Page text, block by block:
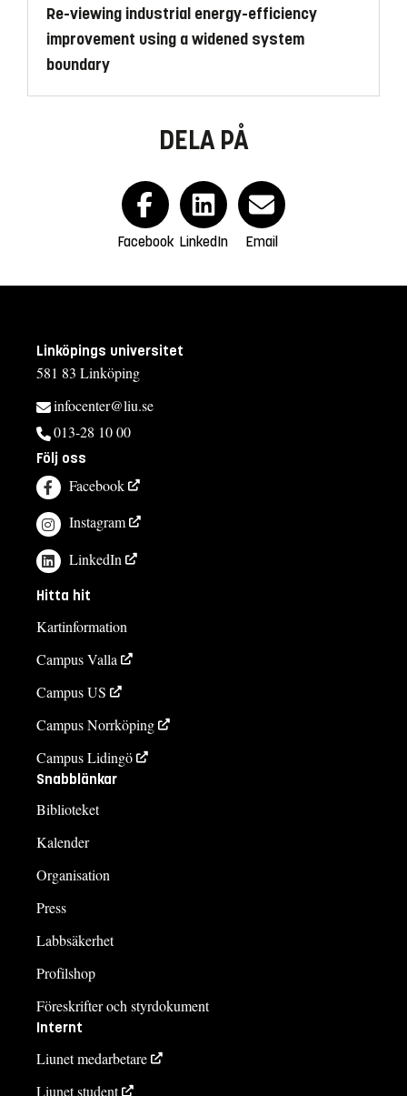
Re-viewing industrial energy-efficiency
improvement using a widened system
boundary
DELA PÅ
Facebook LinkedIn Email
Linköpings universitet
581 83 Linköping
infocenter@liu.se
013-28 10 00
Följ oss
Facebook
Instagram
LinkedIn
Hitta hit
Kartinformation
Campus Valla
Campus US
Campus Norrköping
Campus Lidingö
Snabblänkar
Biblioteket
Kalender
Organisation
Press
Labbsäkerhet
Profilshop
Föreskrifter och styrdokument
Internt
Liunet medarbetare
Liunet student